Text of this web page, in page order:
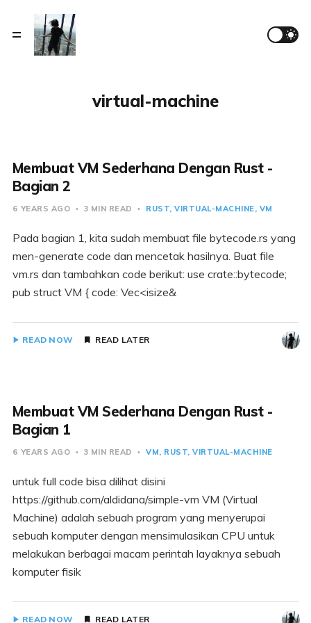
virtual-machine
Membuat VM Sederhana Dengan Rust -
Bagian 2
6 YEARS AGO 3 MIN READ RUST VIRTUAL-MACHINE VM
Pada bagian 1, kita sudah membuat file bytecode.rs yang
men-generate code dan mencetak hasilnya. Buat file
vm.rs dan tambahkan code berikut: use crate::bytecode;
pub struct VM { code: Vec<isize&
READ NOW READ LATER
Membuat VM Sederhana Dengan Rust -
Bagian 1
6 YEARS AGO 3 MIN READ VM RUST VIRTUAL-MACHINE
untuk full code bisa dilihat disini
https://github.com/aldidana/simple-vm VM (Virtual
Machine) adalah sebuah program yang menyerupai
sebuah komputer dengan mensimulasikan CPU untuk
melakukan berbagai macam perintah layaknya sebuah
komputer fisik
READ NOW READ LATER